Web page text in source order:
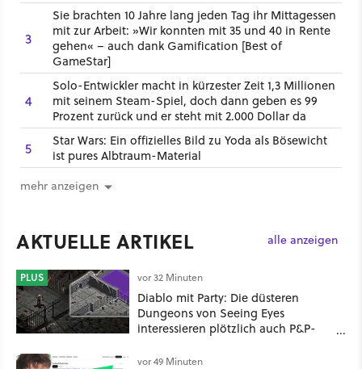
3
Sie brachten 10 Jahre lang jeden Tag ihr Mittagessen
mit zur Arbeit: »Wir konnten mit 35 und 40 in Rente
gehen« – auch dank Gamification [Best of
GameStar]
4
Solo-Entwickler macht in kürzester Zeit 1,3 Millionen
mit seinem Steam-Spiel, doch dann geben es 99
Prozent zurück und er steht mit 2.000 Dollar da
5
Star Wars: Ein offizielles Bild zu Yoda als Bösewicht
ist pures Albtraum-Material
mehr anzeigen
AKTUELLE ARTIKEL alle anzeigen
PLUS vor 32 Minuten
Diablo mit Party: Die düsteren
Dungeons von Seeing Eyes
interessieren plötzlich auch P&P-
vor 49 Minuten